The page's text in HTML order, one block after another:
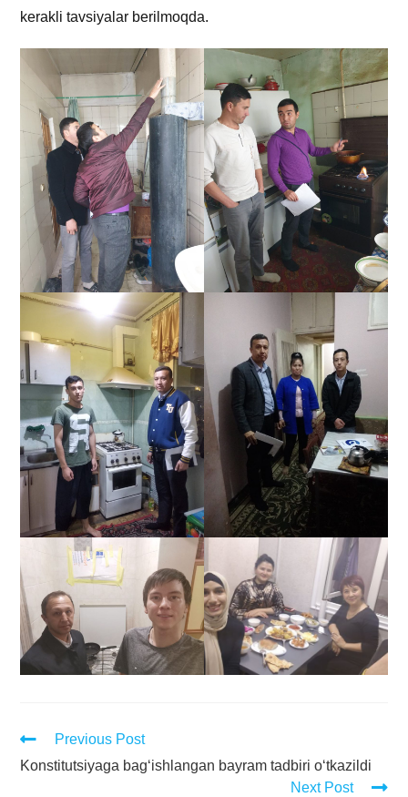
kerakli tavsiyalar berilmoqda.
Previous Post
Konstitutsiyaga bag‘ishlangan bayram tadbiri o‘tkazildi
Next Post